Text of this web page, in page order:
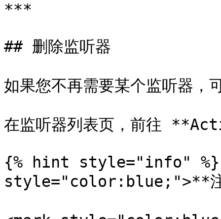
***
## 删除监听器
如果您不再需要某个监听器，
在监听器列表页，前往
{% hint style="info" %}
style="color:blue;">**